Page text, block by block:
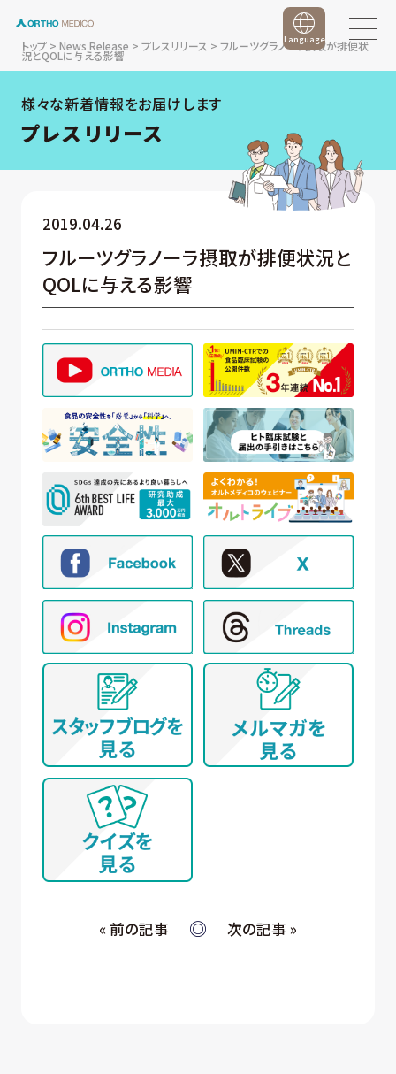
トップ> News Release > プレスリリース > フルーツグラノーラ摂取が排便状
況とQOLに与える影響
Language
様々な新着情報をお届けします
プレスリリース
2019.04.26
フルーツグラノーラ摂取が排便状況と
QOLに与える影響
« 前の記事 次の記事 »